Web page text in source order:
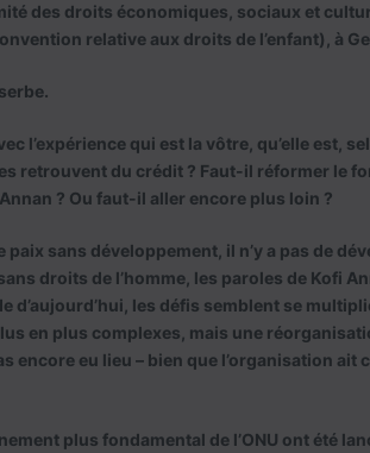
des droits économiques, sociaux et
relative aux droits de l’enfant), à
l’expérience qui est la vôtre, qu’elle est,
retrouvent du crédit ? Faut-il réformer le
? Ou faut-il aller encore plus loin ?
paix sans développement, il n’y a pas de
droits de l’homme, les paroles de Kofi
d’aujourd’hui, les défis semblent se
en plus complexes, mais une
encore eu lieu – bien que l’organisation
plus fondamental de l’ONU ont été